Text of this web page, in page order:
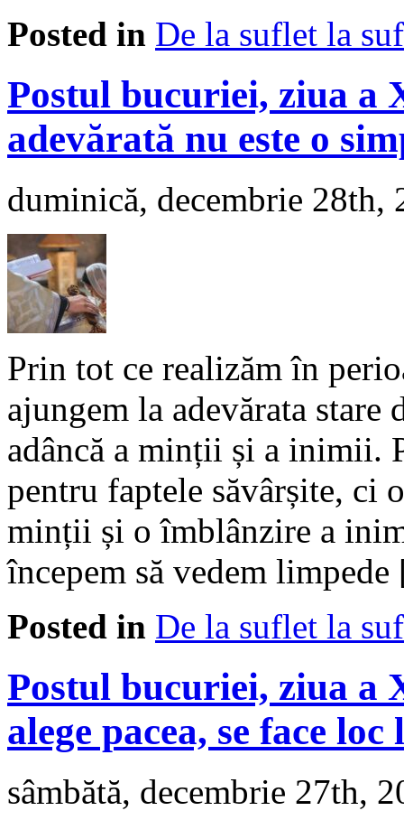
Posted in De la suflet la
Postul bucuriei, ziua a
adevărată nu este o
duminică, decembrie 28th,
Prin tot ce realizăm în
ajungem la adevărata stare
adâncă a minții și a inimii.
pentru faptele săvârșite, ci
minții și o îmblânzire a
începem să vedem
Posted in De la suflet la
Postul bucuriei, ziua a
alege pacea, se face
sâmbătă, decembrie 27th,